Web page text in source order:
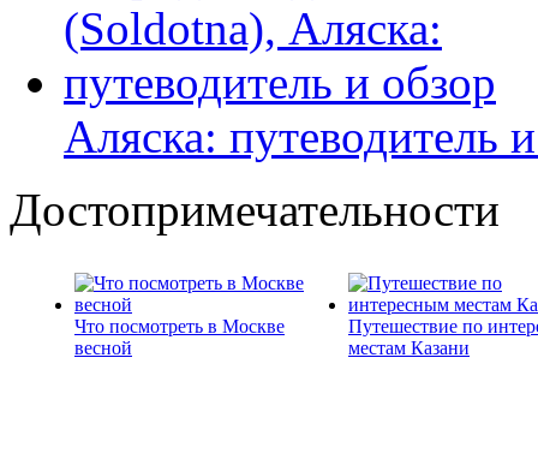
Аляска: путеводитель
Достопримечательности
Что посмотреть в Москве
весной
Путешествие по
местам Казани